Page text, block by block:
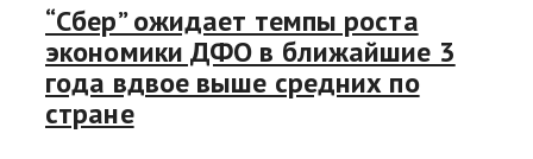
“Сбер” ожидает темпы роста
экономики ДФО в ближайшие 3
года вдвое выше средних по
стране